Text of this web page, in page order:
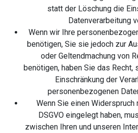
statt der Löschung die
Datenverarbeitung
Wenn wir Ihre
benötigen, Sie sie jedoch zur
oder Geltendmachung von
benötigen, haben Sie das Recht,
Einschränkung der
personenbezogenen
Wenn Sie einen Widerspruch
DSGVO eingelegt haben,
zwischen Ihren und unseren